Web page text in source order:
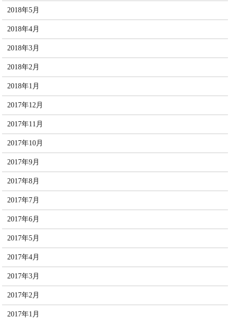
2018年5月
2018年4月
2018年3月
2018年2月
2018年1月
2017年12月
2017年11月
2017年10月
2017年9月
2017年8月
2017年7月
2017年6月
2017年5月
2017年4月
2017年3月
2017年2月
2017年1月